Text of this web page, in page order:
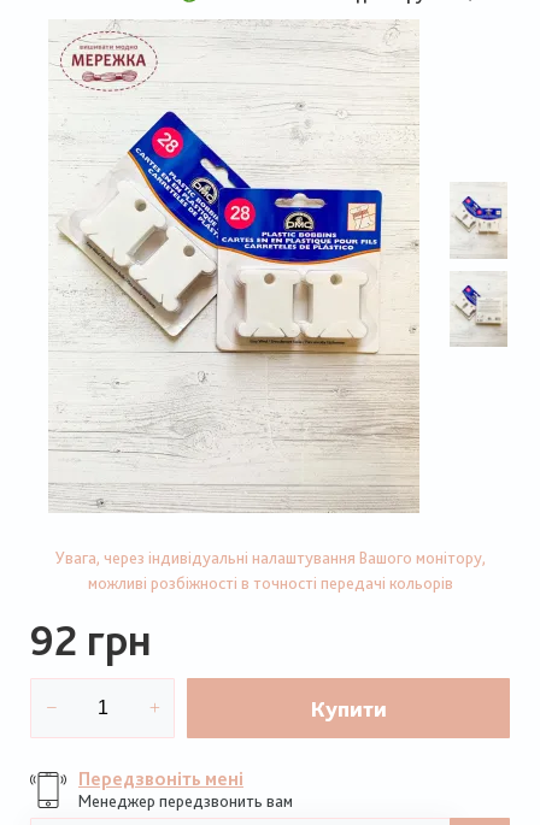
Увага, через індивідуальні налаштування Вашого монітору,
можливі розбіжності в точності передачі кольорів
92 грн
Купити
Передзвоніть мені
Менеджер передзвонить вам